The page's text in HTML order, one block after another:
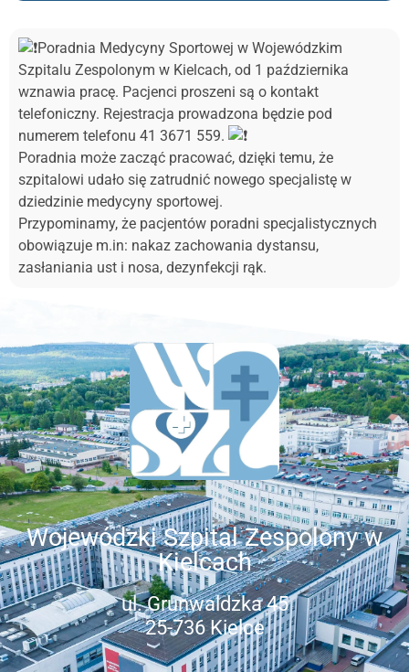
Poradnia Medycyny Sportowej w Wojewódzkim
Szpitalu Zespolonym w Kielcach, od 1 października
wznawia pracę. Pacjenci proszeni są o kontakt
telefoniczny. Rejestracja prowadzona będzie pod
numerem telefonu 41 3671 559.
Poradnia może zacząć pracować, dzięki temu, że
szpitalowi udało się zatrudnić nowego specjalistę w
dziedzinie medycyny sportowej.
Przypominamy, że pacjentów poradni specjalistycznych
obowiązuje m.in: nakaz zachowania dystansu,
zasłaniania ust i nosa, dezynfekcji rąk.
Wojewódzki Szpital Zespolony w
Kielcach
ul. Grunwaldzka 45
25-736 Kielce